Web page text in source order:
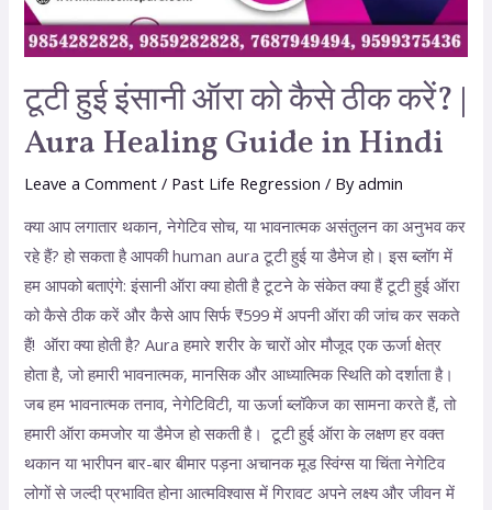
टूटी हुई इंसानी ऑरा को कैसे ठीक करें? |
Aura Healing Guide in Hindi
Leave a Comment / Past Life Regression / Byadmin
क्या आप लगातार थकान, नेगेटिव सोच, या भावनात्मक असंतुलन का अनुभव कर
रहे हैं? हो सकता है आपकी human aura टूटी हुई या डैमेज हो। इस ब्लॉग में
हम आपको बताएंगे: इंसानी ऑरा क्या होती है टूटने के संकेत क्या हैं टूटी हुई ऑरा
को कैसे ठीक करें और कैसे आप सिर्फ ₹599 में अपनी ऑरा की जांच कर सकते
हैं! ऑरा क्या होती है? Aura हमारे शरीर के चारों ओर मौजूद एक ऊर्जा क्षेत्र
होता है, जो हमारी भावनात्मक, मानसिक और आध्यात्मिक स्थिति को दर्शाता है।
जब हम भावनात्मक तनाव, नेगेटिविटी, या ऊर्जा ब्लॉकेज का सामना करते हैं, तो
हमारी ऑरा कमजोर या डैमेज हो सकती है। टूटी हुई ऑरा के लक्षण हर वक्त
थकान या भारीपन बार-बार बीमार पड़ना अचानक मूड स्विंग्स या चिंता नेगेटिव
लोगों से जल्दी प्रभावित होना आत्मविश्वास में गिरावट अपने लक्ष्य और जीवन में